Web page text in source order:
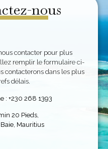
nous
contacter pour plus
remplir le formulaire ci-
contacterons dans les plus
délais.
: +230 268 1393
20 Pieds,
Mauritius